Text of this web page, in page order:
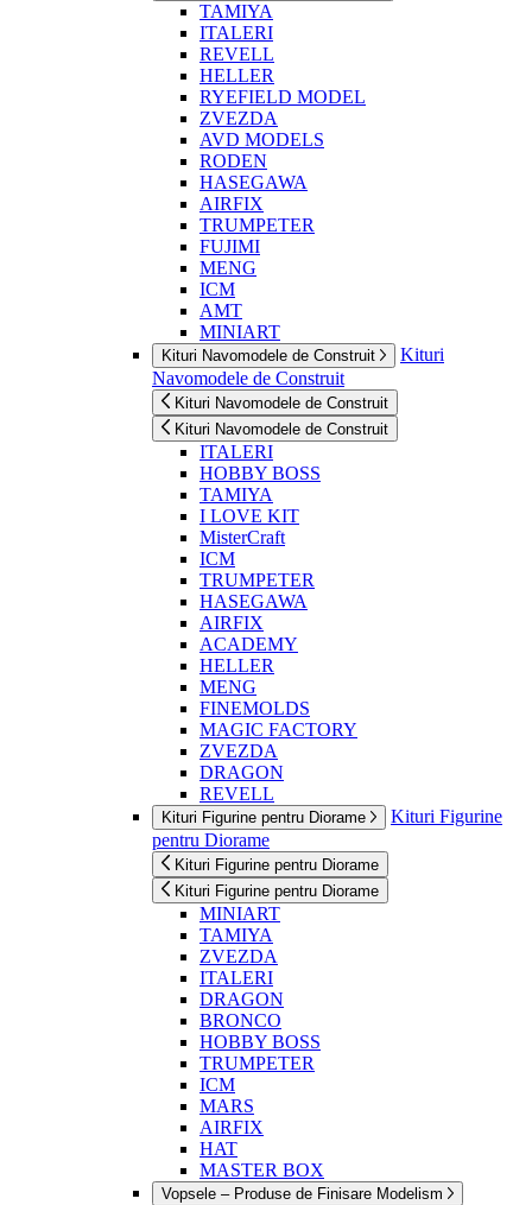
TAMIYA
ITALERI
REVELL
HELLER
RYEFIELD MODEL
ZVEZDA
AVD MODELS
RODEN
HASEGAWA
AIRFIX
TRUMPETER
FUJIMI
MENG
ICM
AMT
MINIART
Kituri Navomodele de Construit
Kituri
Navomodele de Construit
Kituri Navomodele de Construit
Kituri Navomodele de Construit
ITALERI
HOBBY BOSS
TAMIYA
I LOVE KIT
MisterCraft
ICM
TRUMPETER
HASEGAWA
AIRFIX
ACADEMY
HELLER
MENG
FINEMOLDS
MAGIC FACTORY
ZVEZDA
DRAGON
REVELL
Kituri Figurine pentru Diorame
Kituri Figurine
pentru Diorame
Kituri Figurine pentru Diorame
Kituri Figurine pentru Diorame
MINIART
TAMIYA
ZVEZDA
ITALERI
DRAGON
BRONCO
HOBBY BOSS
TRUMPETER
ICM
MARS
AIRFIX
HAT
MASTER BOX
Vopsele – Produse de Finisare Modelism